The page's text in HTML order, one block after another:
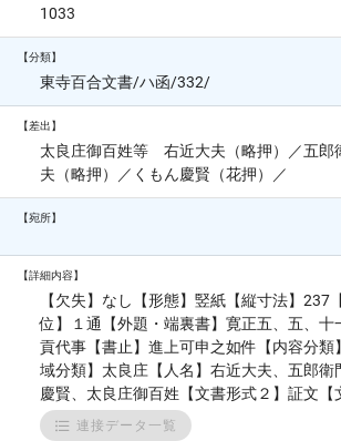
1033
【分類】
東寺百合文書/ハ函/332/
【差出】
太良庄御百姓等 右近大夫（略押）／五郎
夫（略押）／くもん慶賢（花押）／
【宛所】
【詳細内容】
【欠失】なし【形態】竪紙【縦寸法】237
位】１通【外題・端裏書】寛正五、五、十
貢代事【書止】進上可申之如件【内容分類
域分類】太良庄【人名】右近大夫、五郎衛
慶賢、太良庄御百姓【文書形式２】証文【
連接データ一覧